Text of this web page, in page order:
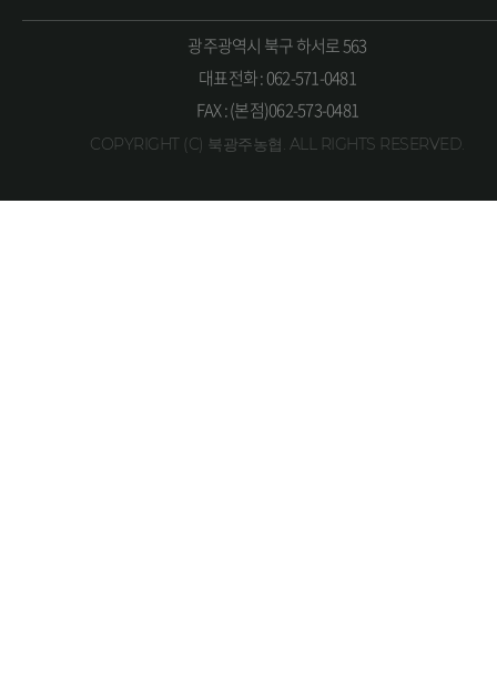
광주광역시 북구 하서로 563
대표전화 : 062-571-0481
FAX : (본점)062-573-0481
COPYRIGHT (C) 북광주농협. ALL RIGHTS RESERVED.